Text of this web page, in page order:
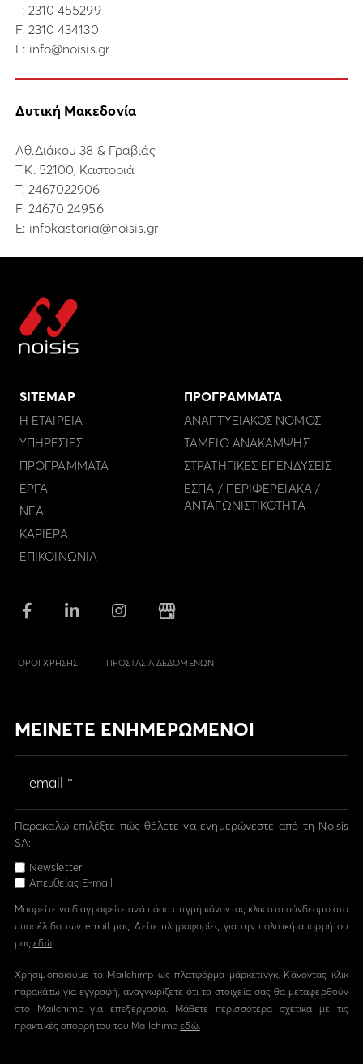
Τ: 2310 455299
F: 2310 434130
E: info@noisis.gr
Δυτική Μακεδονία
Αθ.Διάκου 38 & Γραβιάς
Τ.Κ. 52100, Καστοριά
Τ: 2467022906
F: 24670 24956
E: infokastoria@noisis.gr
SITEMAP
Η ΕΤΑΙΡΕΙΑ
ΥΠΗΡΕΣΙΕΣ
ΠΡΟΓΡΑΜΜΑΤΑ
ΕΡΓΑ
ΝΕΑ
ΚΑΡΙΕΡΑ
ΕΠΙΚΟΙΝΩΝΙΑ
ΠΡΟΓΡΑΜΜΑΤΑ
ΑΝΑΠΤΥΞΙΑΚΟΣ ΝΟΜΟΣ
ΤΑΜΕΙΟ ΑΝΑΚΑΜΨΗΣ
ΣΤΡΑΤΗΓΙΚΕΣ ΕΠΕΝΔΥΣΕΙΣ
ΕΣΠΑ / ΠΕΡΙΦΕΡΕΙΑΚΑ /
ΑΝΤΑΓΩΝΙΣΤΙΚΟΤΗΤΑ
ΟΡΟΙ ΧΡΗΣΗΣ ΠΡΟΣΤΑΣΙΑ ΔΕΔΟΜΕΝΩΝ
ΜΕΙΝΕΤΕ ΕΝΗΜΕΡΩΜΕΝΟΙ
Παρακαλώ επιλέξτε πώς θέλετε να ενημερώνεστε από τη Noisis
SA:
Newsletter
Απευθείας E-mail
Μπορείτε να διαγραφείτε ανά πάσα στιγμή κάνοντας κλικ στο σύνδεσμο στο
υποσέλιδο των email μας. Δείτε πληροφορίες για την πολιτική απορρήτου
μαςεδώ
Χρησιμοποιούμε το Mailchimp ως πλατφόρμα μάρκετινγκ. Κάνοντας κλικ
παρακάτω για εγγραφή, αναγνωρίζετε ότι τα στοιχεία σας θα μεταφερθούν
στο Mailchimp για επεξεργασία. Μάθετε περισσότερα σχετικά με τις
πρακτικές απορρήτου του Mailchimpεδώ.